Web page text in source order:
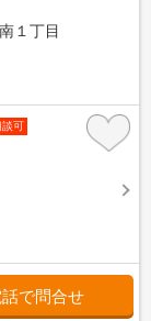
１丁目
談可
話で問合せ